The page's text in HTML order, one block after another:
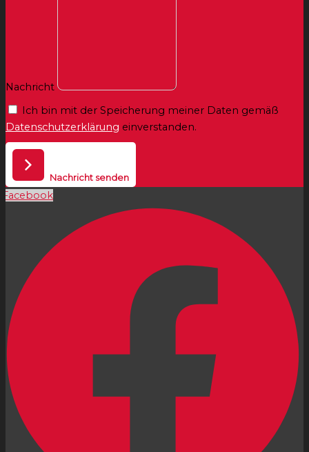
Nachricht
Ich bin mit der Speicherung meiner Daten gemäß
Datenschutzerklärung einverstanden.
Nachricht senden
Facebook